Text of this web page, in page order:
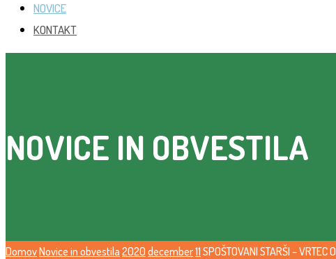
NOVICE
KONTAKT
NOVICE IN OBVESTILA
DomovNovice in obvestila 2020 december11 SPOŠTOVANI STARŠI – VRTEC